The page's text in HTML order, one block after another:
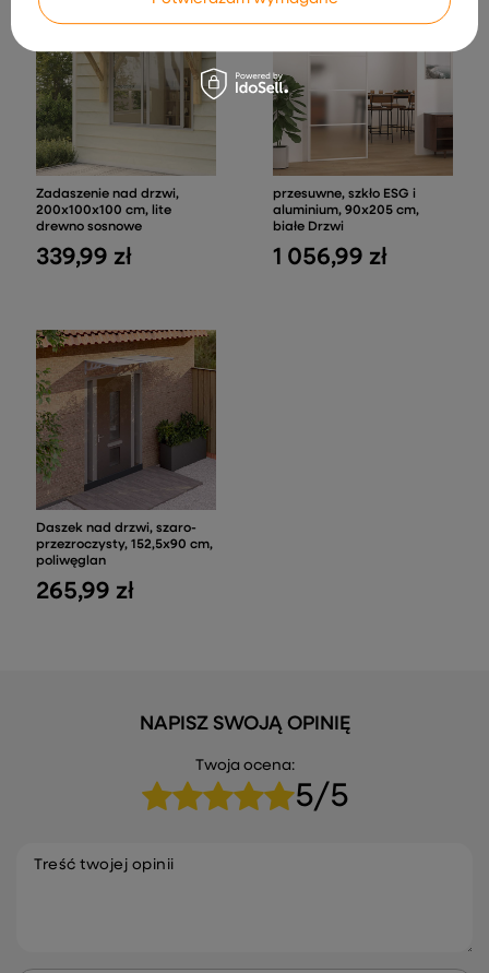
Zadaszenie nad drzwi,
200x100x100 cm, lite
drewno sosnowe
339,99 zł
przesuwne, szkło ESG i
aluminium, 90x205 cm,
białe Drzwi
1 056,99 zł
Daszek nad drzwi, szaro-
przezroczysty, 152,5x90 cm,
poliwęglan
265,99 zł
NAPISZ SWOJĄ OPINIĘ
Twoja ocena:
5/5
Treść twojej opinii